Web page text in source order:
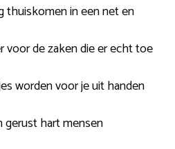
thuiskomen in een net en
voor de zaken die er echt toe
worden voor je uit handen
gerust hart mensen